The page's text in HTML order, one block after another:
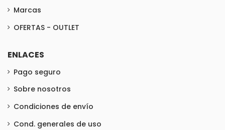
Marcas
OFERTAS - OUTLET
ENLACES
Pago seguro
Sobre nosotros
Condiciones de envío
Cond. generales de uso